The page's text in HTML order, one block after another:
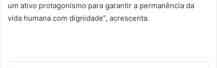
um ativo protagonismo para garantir a permanência da
vida humana com dignidade”, acrescenta.